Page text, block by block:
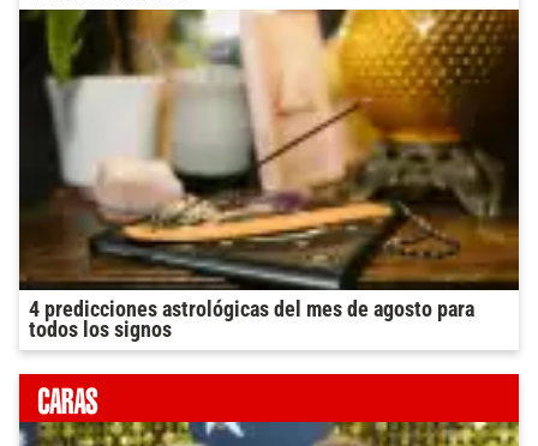
4 predicciones astrológicas del mes de agosto para
todos los signos